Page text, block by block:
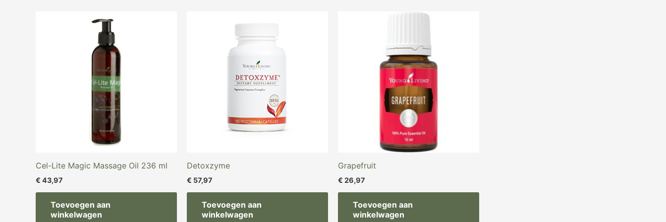
Cel-Lite Magic Massage Oil 236 ml
€ 43,97
Toevoegen aan
winkelwagen
Detoxzyme
€ 57,97
Toevoegen aan
winkelwagen
Grapefruit
€ 26,97
Toevoegen aan
winkelwagen